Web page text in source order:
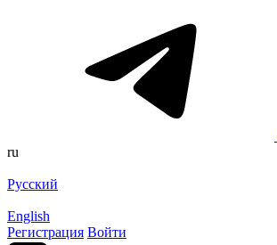
ru
Русский
English
Регистрация Войти